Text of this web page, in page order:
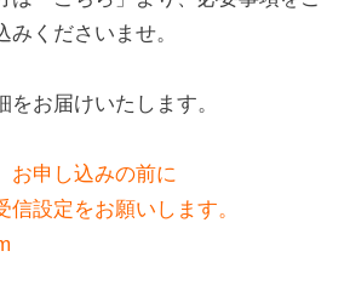
みくださいませ。
をお届けいたします。
お申し込みの前に
設定をお願いします。